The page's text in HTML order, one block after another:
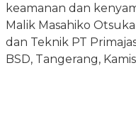
keamanan dan
Malik Masahiko
dan Teknik PT
BSD, Tangerang,